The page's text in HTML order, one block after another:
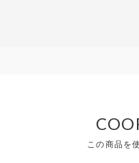
この商品を